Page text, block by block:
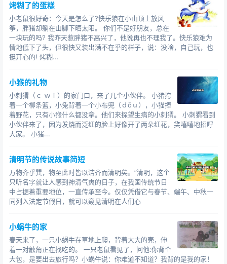
烤糊了的蛋糕
小老鼠很好奇：今天是怎么了?快乐狼在小山顶上放风
筝，胖猪却躺在山脚下晒太阳。 你们不是好朋友，总在
一块玩的吗? 我昨天惹胖猪不高兴了，他说再也不理我了。快乐狼难为
情地低下了头，但很快又装出满不在乎的样子，说：没啥，自己玩，也
挺开心的! 烤糊...
小猴的礼物
小刺猬（ｃ ｗｉ）的家门口，来了几个小伙伴。 小猪挎
着一个柳条篮，小兔背着一个小布兜（ｄōｕ），小猫捧
着野花，只有小猴什么都没拿。他们来探望生病的小刺猬。 小刺猬看到
小伙伴来了，因为发烧而泛红的脸上好像开了两朵红花，笑嘻嘻地招呼
大家。 小猪...
清明节的传说故事简短
万物齐乎巽，物至此时皆以洁齐而清明矣。”清明，这个
只听名字就让人感到神清气爽的日子，在我国传统节日
中占据着重要地位，一直传承至今。仅仅凭借它与春节、端午、中秋一
同列入法定节假日，就可以窥见清明在人们心
小蜗牛的家
春天来了，一只小蜗牛在草地上爬，背着大大的壳，伸
着一对触角正在找吃的。 一只老鼠看见了，问他:你背个
大包，是要出去旅行吗？小蜗牛说：你难道不知道？我背的是我的家！